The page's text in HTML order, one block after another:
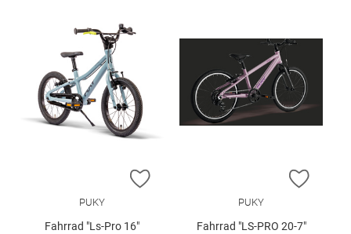
ZUR WUNSCHLISTE HINZUFÜGEN
PUKY
Fahrrad "Ls-Pro 16"
ZUR
PUKY
Fahrrad "LS-PRO 20-7"